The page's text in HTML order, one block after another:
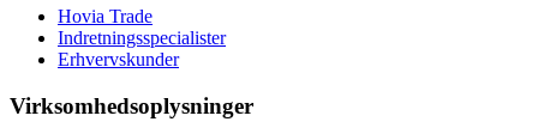
Hovia Trade
Indretningsspecialister
Erhvervskunder
Virksomhedsoplysninger